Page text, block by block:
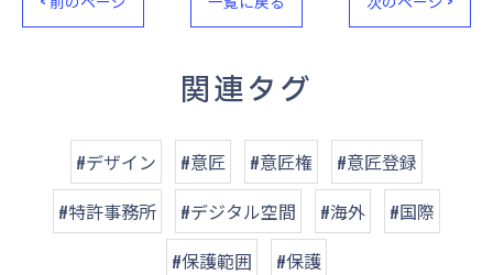
関連タグ
#デザイン #意匠 #意匠権
#意匠登録
#特許事務所
#デジタル空間 #海外
#国際
#保護範囲
#保護